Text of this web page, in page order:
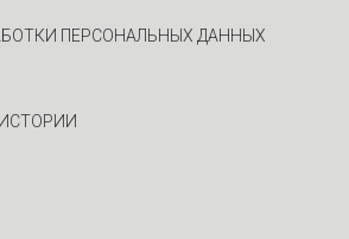
ПЕРСОНАЛЬНЫХ ДАННЫХ